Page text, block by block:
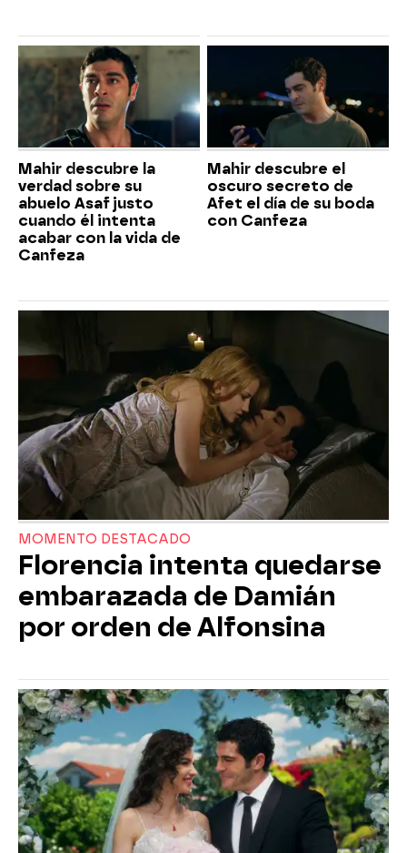
Mahir descubre la
verdad sobre su
abuelo Asaf justo
cuando él intenta
acabar con la vida de
Canfeza
Mahir descubre el
oscuro secreto de
Afet el día de su boda
con Canfeza
MOMENTO DESTACADO
Florencia intenta quedarse
embarazada de Damián
por orden de Alfonsina